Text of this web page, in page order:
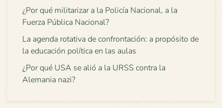
¿Por qué militarizar a la Policía Nacional, a la
Fuerza Pública Nacional?
La agenda rotativa de confrontación: a propósito de
la educación política en las aulas
¿Por qué USA se alió a la URSS contra la
Alemania nazi?